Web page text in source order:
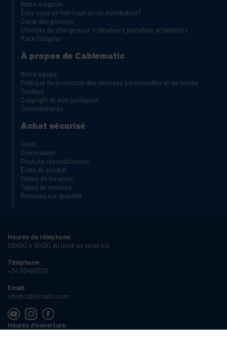
Notre magasin
Êtes-vous un fabricant ou un distributeur?
Canal des plaintes
Chariots de charge pour ordinateurs portables et tablettes
Rack Dolapları
À propos de Cablematic
Notre équipe
Politique de protection des données personnelles et vie privée
Cookies
Copyright et avis juridiques
Commentaires
Achat sécurisé
Devis
Commander
Produits reconditionnés
États du produit
Délais de livraison
Types de remises
Remises sur quantité
Heures de téléphone:
09h00 à 18h00 du lundi au vendredi
Téléphone:
+34 934987121
Email:
info@cablematic.com
Heures d'ouverture: